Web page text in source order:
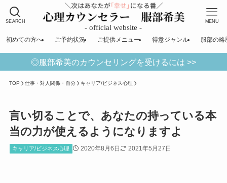
SEARCH MENU
初めての方へ ご予約状況 ご提供メニュー 得意ジャンル 服部の略
◎服部希美のカウンセリングを受けるには >>
TOP 仕事・対人関係・自分 キャリア/ビジネス心理
言い切ることで、あなたの持っている本
当の力が使えるようになりますよ
キャリア/ビジネス心理 2020年8月6日 2021年5月27日